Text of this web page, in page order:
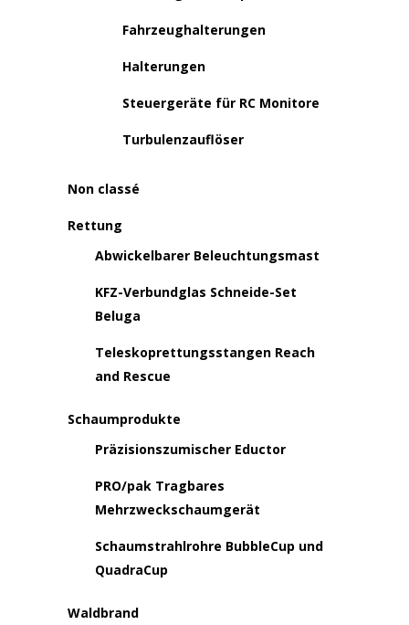
Fahrzeughalterungen
Halterungen
Steuergeräte für RC Monitore
Turbulenzauflöser
Non classé
Rettung
Abwickelbarer Beleuchtungsmast
KFZ-Verbundglas Schneide-Set
Beluga
Teleskoprettungsstangen Reach
and Rescue
Schaumprodukte
Präzisionszumischer Eductor
PRO/pak Tragbares
Mehrzweckschaumgerät
Schaumstrahlrohre BubbleCup und
QuadraCup
Waldbrand